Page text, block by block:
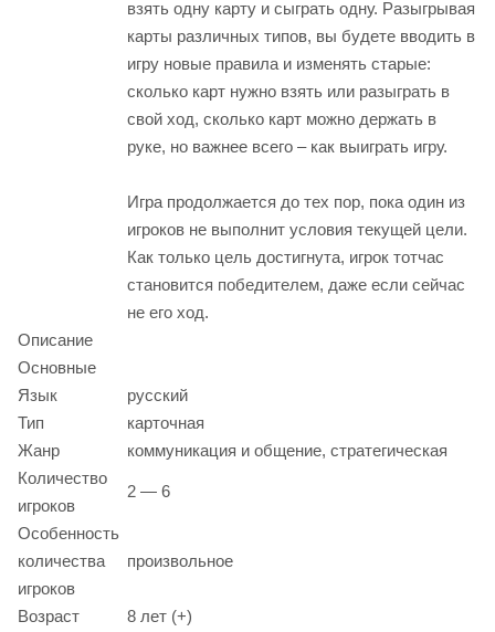
взять одну карту и сыграть одну. Разыгрывая
карты различных типов, вы будете вводить в
игру новые правила и изменять старые:
сколько карт нужно взять или разыграть в
свой ход, сколько карт можно держать в
руке, но важнее всего – как выиграть игру.
Игра продолжается до тех пор, пока один из
игроков не выполнит условия текущей цели.
Как только цель достигнута, игрок тотчас
становится победителем, даже если сейчас
не его ход.
Описание
Основные
Язык
русский
Тип
карточная
Жанр
коммуникация и общение, стратегическая
Количество
игроков
2 — 6
Особенность
количества
игроков
произвольное
Возраст
8 лет (+)